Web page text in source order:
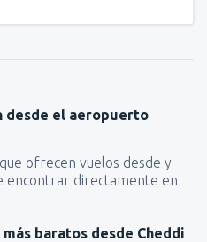
desde el aeropuerto
ofrecen vuelos desde y
encontrar directamente en
baratos desde Cheddi